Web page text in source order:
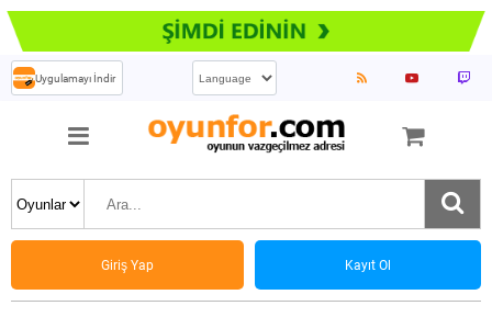
Uygulamayı İndir
Giriş Yap Kayıt Ol